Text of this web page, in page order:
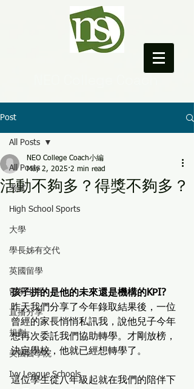
Post
All Posts
考試
High School Sports
大學
學長姊有交代
英國留學
留學生活
直播分享
規劃
美國醫學院
Ivy League Schools
All Posts
活動不夠多？得獎不夠多？
NEO College Coach小編
May 2, 2025 2 min read
孩子拼的是他的未來還是機構的KPI?
昨天我們分享了今年錄取結果後，一位
曾經的家長悄悄私訊我，說他兒子今年
想再次委託我們協助轉學。才剛放榜，
決定學校，他就已經想轉學了。
這位學生從八年級起就在我們的陪伴下